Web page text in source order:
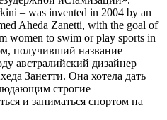
– was invented in 2004 by an
Aheda Zanetti, with the goal of
women to swim or play sports in
получивший название
австралийский дизайнер
Занетти. Она хотела дать
строгие
и заниматься спортом на